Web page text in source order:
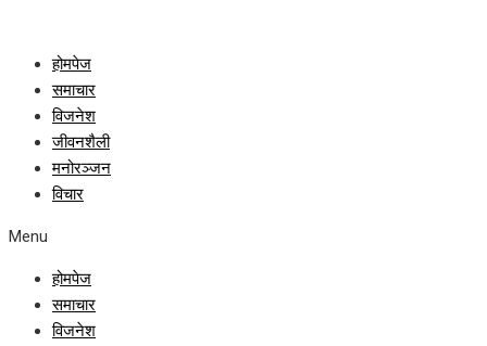
होमपेज
समाचार
विजनेश
जीवनशैली
मनोरञ्जन
विचार
Menu
होमपेज
समाचार
विजनेश